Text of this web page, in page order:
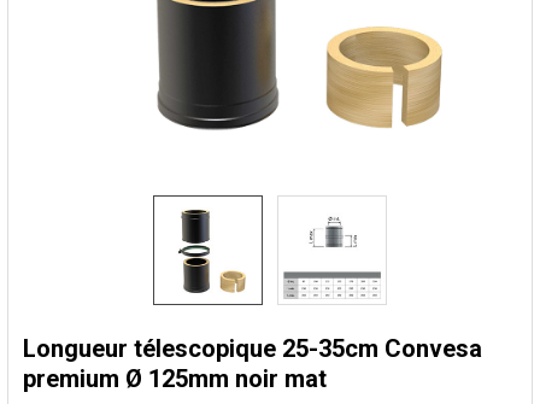
Longueur télescopique 25-35cm Convesa
premium Ø 125mm noir mat